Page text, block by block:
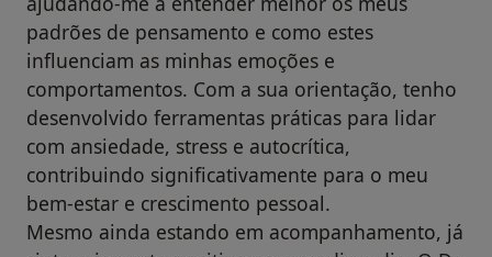
padrões de pensamento e como estes
influenciam as minhas emoções e
comportamentos. Com a sua orientação, tenho
desenvolvido ferramentas práticas para lidar
com ansiedade, stress e autocrítica,
contribuindo significativamente para o meu
bem-estar e crescimento pessoal.
Mesmo ainda estando em acompanhamento, já